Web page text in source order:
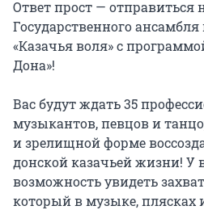
Ответ прост — отправиться
Государственного
«Казачья воля» с
Дона»!
Вас будут ждать 35
музыкантов, певцов и
и зрелищной форме
донской казачьей жизни! У
возможность увидеть
который в музыке, плясках